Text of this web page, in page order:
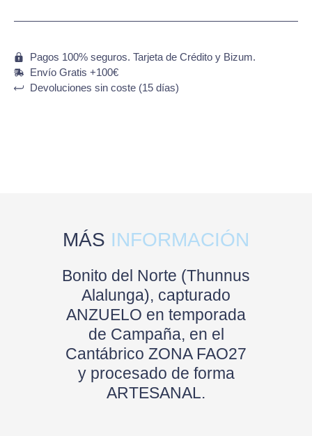
Pagos 100% seguros. Tarjeta de Crédito y Bizum.
Envío Gratis +100€
Devoluciones sin coste (15 días)
MÁS INFORMACIÓN
Bonito del Norte (Thunnus
Alalunga), capturado
ANZUELO en temporada
de Campaña, en el
Cantábrico ZONA FAO27
y procesado de forma
ARTESANAL.